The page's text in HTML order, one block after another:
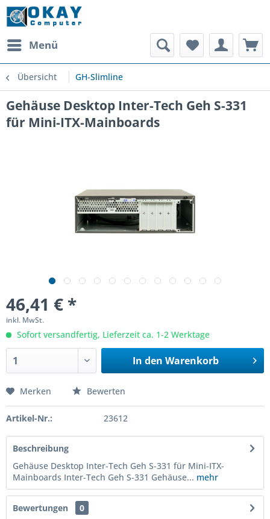
Menü
Übersicht GH-Slimline
Gehäuse Desktop Inter-Tech Geh S-331
für Mini-ITX-Mainboards
46,41 € *
inkl. MwSt.
Sofort versandfertig, Lieferzeit ca. 1-2 Werktage
In den Warenkorb
Merken Bewerten
Artikel-Nr.: 23612
Beschreibung
Gehäuse Desktop Inter-Tech Geh S-331 für Mini-ITX-
Mainboards Inter-Tech Geh S-331 Gehäuse... mehr
Bewertungen
0